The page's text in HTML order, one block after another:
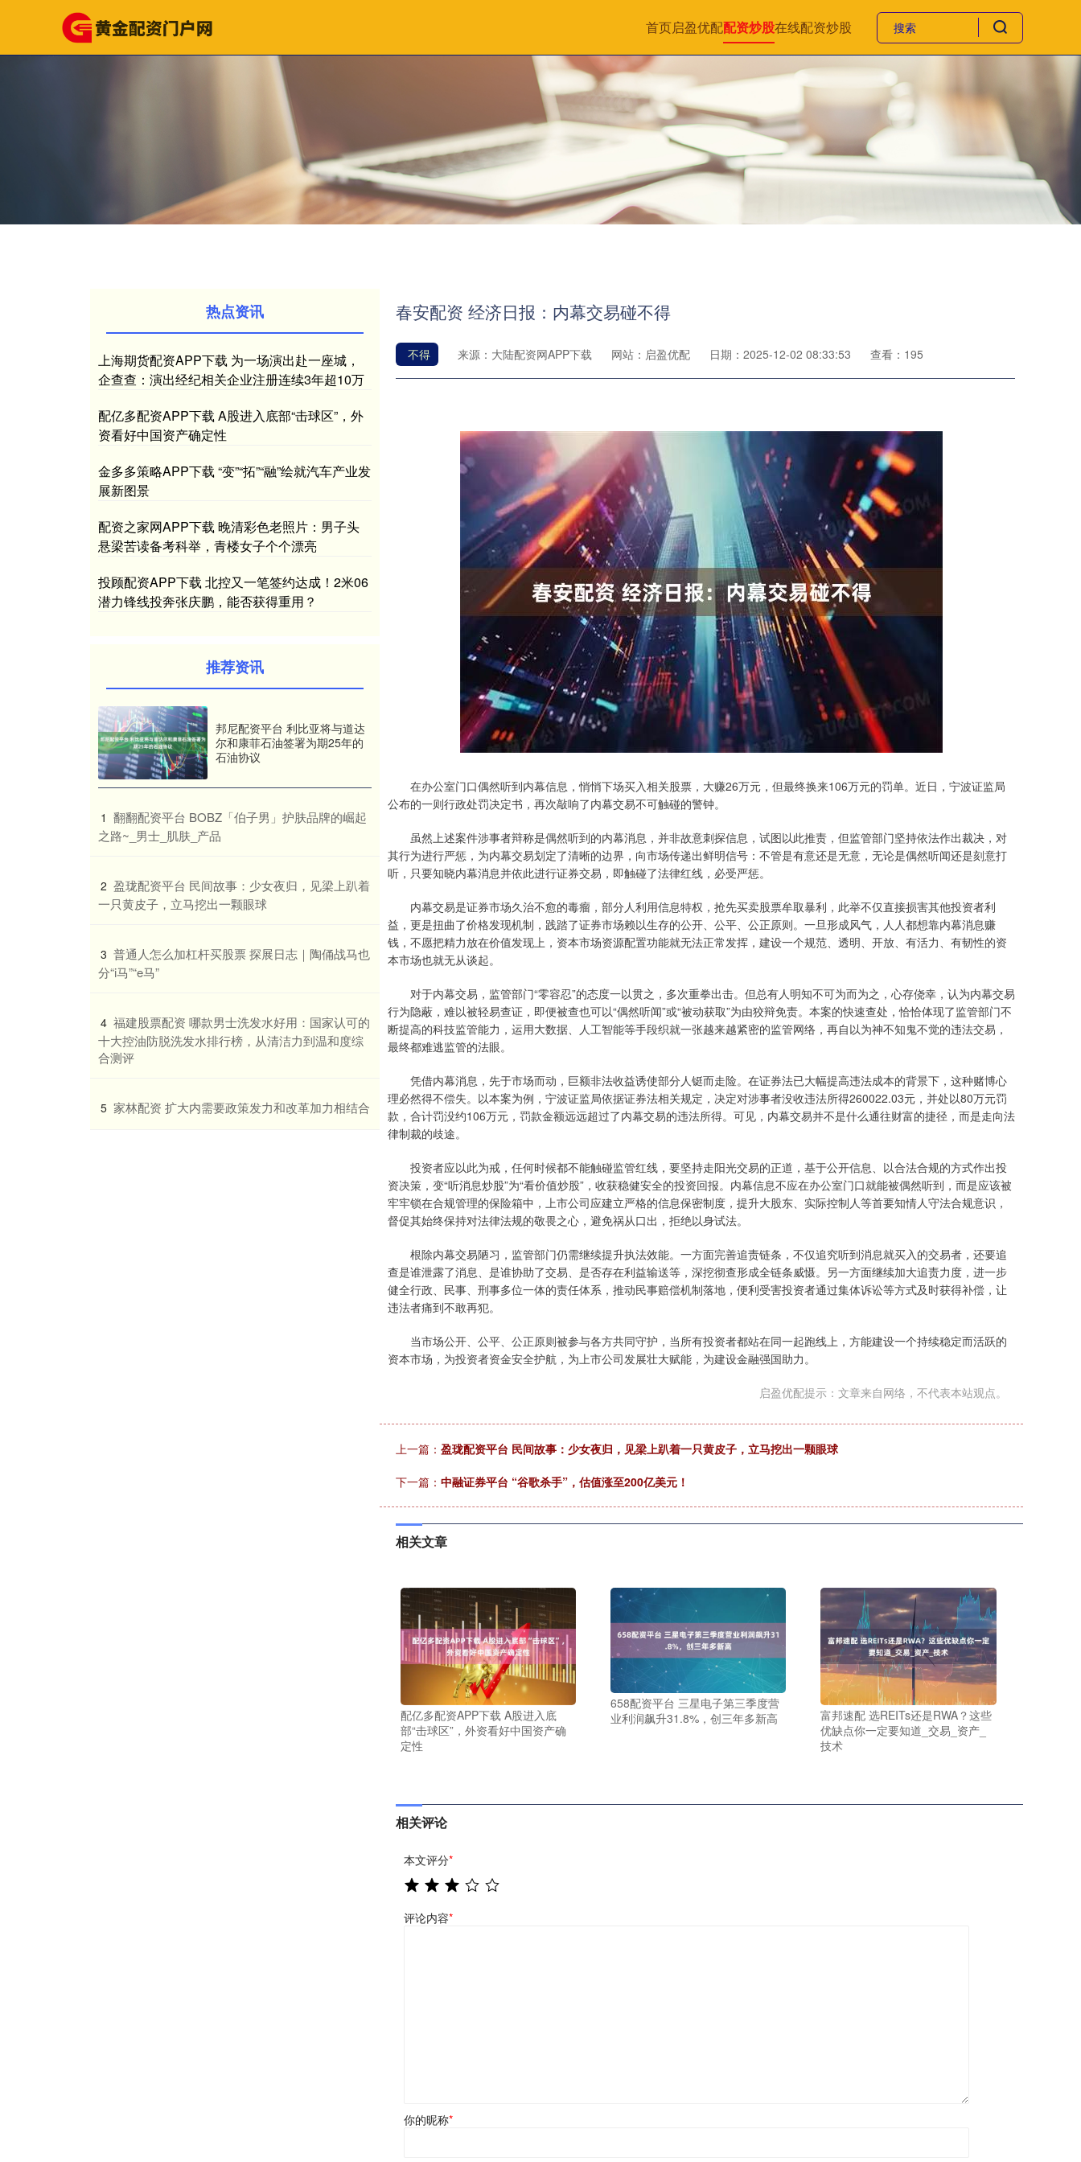
首页启盈优配配资炒股在线配资炒股
春安配资 经济日报：内幕交易碰不得
不得 来源：大陆配资网APP下载 网站：启盈优配 日期：2025-12-02 08:33:53 查看：195
在办公室门口偶然听到内幕信息，悄悄下场买入相关股票，大赚26万元，但最终换来106万元的罚单。近日，宁波证监局
公布的一则行政处罚决定书，再次敲响了内幕交易不可触碰的警钟。
虽然上述案件涉事者辩称是偶然听到的内幕消息，并非故意刺探信息，试图以此推责，但监管部门坚持依法作出裁决，对
其行为进行严惩，为内幕交易划定了清晰的边界，向市场传递出鲜明信号：不管是有意还是无意，无论是偶然听闻还是刻意打
听，只要知晓内幕消息并依此进行证券交易，即触碰了法律红线，必受严惩。
内幕交易是证券市场久治不愈的毒瘤，部分人利用信息特权，抢先买卖股票牟取暴利，此举不仅直接损害其他投资者利
益，更是扭曲了价格发现机制，践踏了证券市场赖以生存的公开、公平、公正原则。一旦形成风气，人人都想靠内幕消息赚
钱，不愿把精力放在价值发现上，资本市场资源配置功能就无法正常发挥，建设一个规范、透明、开放、有活力、有韧性的资
本市场也就无从谈起。
对于内幕交易，监管部门“零容忍”的态度一以贯之，多次重拳出击。但总有人明知不可为而为之，心存侥幸，认为内幕交易
行为隐蔽，难以被轻易查证，即便被查也可以“偶然听闻”或“被动获取”为由狡辩免责。本案的快速查处，恰恰体现了监管部门不
断提高的科技监管能力，运用大数据、人工智能等手段织就一张越来越紧密的监管网络，再自以为神不知鬼不觉的违法交易，
最终都难逃监管的法眼。
凭借内幕消息，先于市场而动，巨额非法收益诱使部分人铤而走险。在证券法已大幅提高违法成本的背景下，这种赌博心
理必然得不偿失。以本案为例，宁波证监局依据证券法相关规定，决定对涉事者没收违法所得260022.03元，并处以80万元罚
款，合计罚没约106万元，罚款金额远远超过了内幕交易的违法所得。可见，内幕交易并不是什么通往财富的捷径，而是走向法
律制裁的歧途。
投资者应以此为戒，任何时候都不能触碰监管红线，要坚持走阳光交易的正道，基于公开信息、以合法合规的方式作出投
资决策，变“听消息炒股”为“看价值炒股”，收获稳健安全的投资回报。内幕信息不应在办公室门口就能被偶然听到，而是应该被
牢牢锁在合规管理的保险箱中，上市公司应建立严格的信息保密制度，提升大股东、实际控制人等首要知情人守法合规意识，
督促其始终保持对法律法规的敬畏之心，避免祸从口出，拒绝以身试法。
根除内幕交易陋习，监管部门仍需继续提升执法效能。一方面完善追责链条，不仅追究听到消息就买入的交易者，还要追
查是谁泄露了消息、是谁协助了交易、是否存在利益输送等，深挖彻查形成全链条威慑。另一方面继续加大追责力度，进一步
健全行政、民事、刑事多位一体的责任体系，推动民事赔偿机制落地，便利受害投资者通过集体诉讼等方式及时获得补偿，让
违法者痛到不敢再犯。
当市场公开、公平、公正原则被参与各方共同守护，当所有投资者都站在同一起跑线上，方能建设一个持续稳定而活跃的
资本市场，为投资者资金安全护航，为上市公司发展壮大赋能，为建设金融强国助力。
启盈优配提示：文章来自网络，不代表本站观点。
上一篇： 盈珑配资平台 民间故事：少女夜归，见梁上趴着一只黄皮子，立马挖出一颗眼球
下一篇： 中融证券平台 “谷歌杀手”，估值涨至200亿美元！
相关文章
配亿多配资APP下载 A股进入底
部“击球区”，外资看好中国资产确
定性
658配资平台 三星电子第三季度营
业利润飙升31.8%，创三年多新高
富邦速配 选REITs还是RWA？这些
优缺点你一定要知道_交易_资产_
技术
相关评论
本文评分*
评论内容*
你的昵称*
热点资讯
上海期货配资APP下载 为一场演出赴一座城，
企查查：演出经纪相关企业注册连续3年超10万
配亿多配资APP下载 A股进入底部“击球区”，外
资看好中国资产确定性
金多多策略APP下载 “变”“拓”“融”绘就汽车产业发
展新图景
配资之家网APP下载 晚清彩色老照片：男子头
悬梁苦读备考科举，青楼女子个个漂亮
投顾配资APP下载 北控又一笔签约达成！2米06
潜力锋线投奔张庆鹏，能否获得重用？
推荐资讯
邦尼配资平台 利比亚将与道达
尔和康菲石油签署为期25年的
石油协议
1 ​翻翻配资平台 BOBZ「伯子男」护肤品牌的崛起
之路~_男士_肌肤_产品
2 ​盈珑配资平台 民间故事：少女夜归，见梁上趴着
一只黄皮子，立马挖出一颗眼球
3 ​普通人怎么加杠杆买股票 探展日志｜陶俑战马也
分“i马”“e马”
4 ​福建股票配资 哪款男士洗发水好用：国家认可的
十大控油防脱洗发水排行榜，从清洁力到温和度综
合测评
5 ​家林配资 扩大内需要政策发力和改革加力相结合